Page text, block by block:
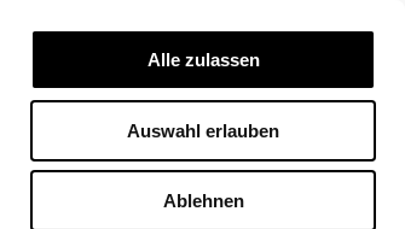
Alle zulassen
Auswahl erlauben
Ablehnen
NEWSLETTER